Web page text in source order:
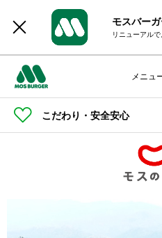
モスバー
リニューアルで
メニュ
こだわり・安全安心